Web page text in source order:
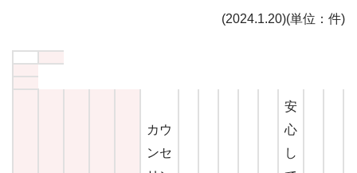
(2024.1.20)(単位：件)
カウ
ンセ
安
心
し